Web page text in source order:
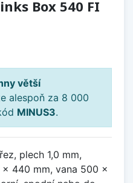
Box 540 FI
větší
alespoň za 8 000
MINUS3.
plech 1,0 mm,
440 mm, vana 500 x